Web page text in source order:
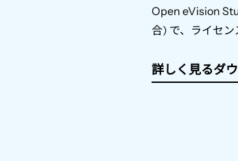
Open eVision
合) で、ライセン
詳しく見るダ